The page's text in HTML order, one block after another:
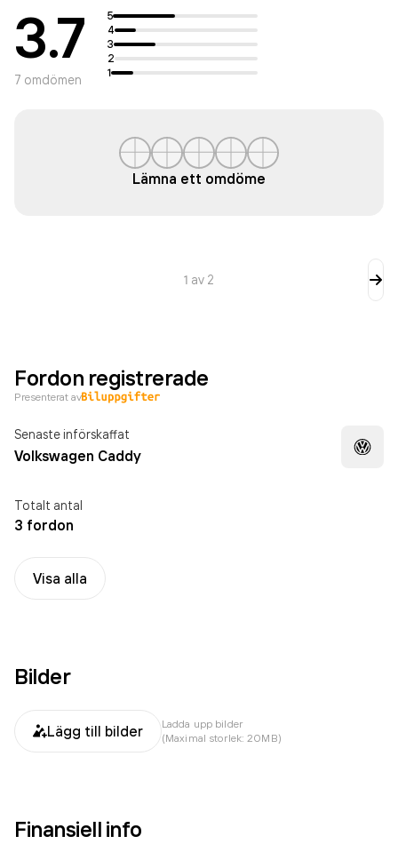
3.7
7 omdömen
5
4
3
2
1
Lämna ett omdöme
1 av 2
Fordon registrerade
Presenterat av
Senaste införskaffat
Volkswagen Caddy
Totalt antal
3 fordon
Visa alla
Bilder
Lägg till bilder
Ladda upp bilder
(Maximal storlek: 20MB)
Finansiell info